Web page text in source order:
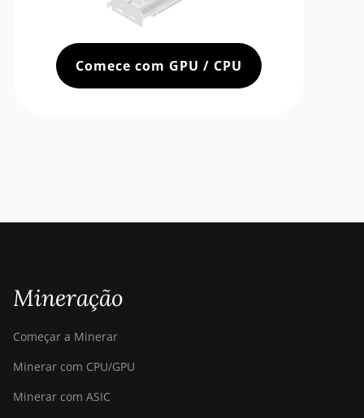
Comece com GPU / CPU
Mineração
Começar a Minerar
Minerar com CPU/GPU
Minerar com ASIC